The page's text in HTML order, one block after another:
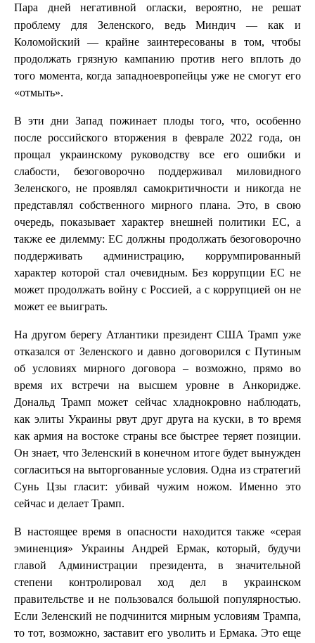
Пара дней негативной огласки, вероятно, не решат
проблему для Зеленского, ведь Миндич — как и
Коломойский — крайне заинтересованы в том, чтобы
продолжать грязную кампанию против него вплоть до
того момента, когда западноевропейцы уже не смогут его
«отмыть».
В эти дни Запад пожинает плоды того, что, особенно
после российского вторжения в феврале 2022 года, он
прощал украинскому руководству все его ошибки и
слабости, безоговорочно поддерживал миловидного
Зеленского, не проявлял самокритичности и никогда не
представлял собственного мирного плана. Это, в свою
очередь, показывает характер внешней политики ЕС, а
также ее дилемму: ЕС должны продолжать безоговорочно
поддерживать администрацию, коррумпированный
характер которой стал очевидным. Без коррупции ЕС не
может продолжать войну с Россией, а с коррупцией он не
может ее выиграть.
На другом берегу Атлантики президент США Трамп уже
отказался от Зеленского и давно договорился с Путиным
об условиях мирного договора – возможно, прямо во
время их встречи на высшем уровне в Анкоридже.
Дональд Трамп может сейчас хладнокровно наблюдать,
как элиты Украины рвут друг друга на куски, в то время
как армия на востоке страны все быстрее теряет позиции.
Он знает, что Зеленский в конечном итоге будет вынужден
согласиться на выторгованные условия. Одна из стратегий
Сунь Цзы гласит: убивай чужим ножом. Именно это
сейчас и делает Трамп.
В настоящее время в опасности находится также «серая
эминенция» Украины Андрей Ермак, который, будучи
главой Администрации президента, в значительной
степени контролировал ход дел в украинском
правительстве и не пользовался большой популярностью.
Если Зеленский не подчинится мирным условиям Трампа,
то тот, возможно, заставит его уволить и Ермака. Это еще